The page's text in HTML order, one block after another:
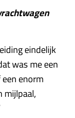
eindelijk
was me een
enorm
mijlpaal,